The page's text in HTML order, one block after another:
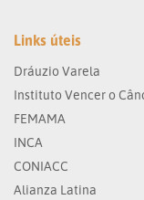
Links úteis
Dráuzio Varela
Instituto Vencer o
FEMAMA
INCA
CONIACC
Alianza Latina